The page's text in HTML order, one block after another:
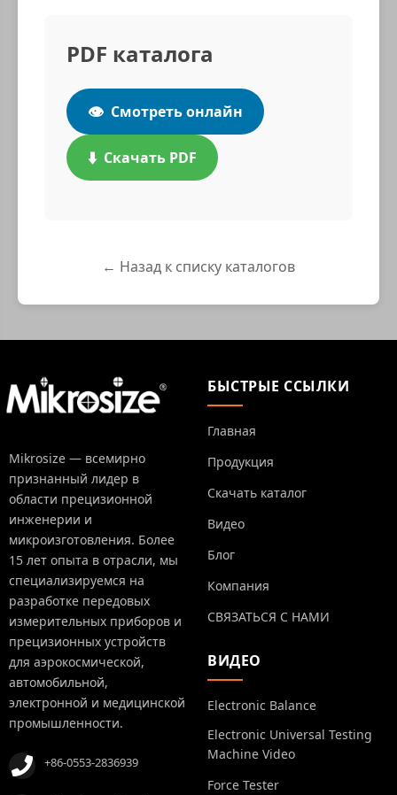
PDF каталога
👁️ Смотреть онлайн
⬇️ Скачать PDF
← Назад к списку каталогов
Mikrosize — всемирно
признанный лидер в
области прецизионной
инженерии и
микроизготовления. Более
15 лет опыта в отрасли, мы
специализируемся на
разработке передовых
измерительных приборов и
прецизионных устройств
для аэрокосмической,
автомобильной,
электронной и медицинской
промышленности.
+86-0553-2836939
БЫСТРЫЕ ССЫЛКИ
Главная
Продукция
Скачать каталог
Видео
Блог
Компания
СВЯЗАТЬСЯ С НАМИ
ВИДЕО
Electronic Balance
Electronic Universal Testing
Machine Video
Force Tester